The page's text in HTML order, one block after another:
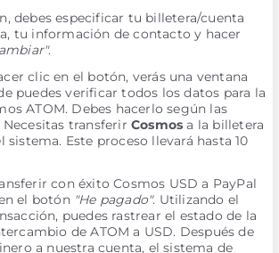
debes especificar tu billetera/cuenta
tu información de contacto y hacer
.
clic en el botón, verás una ventana
puedes verificar todos los datos para la
ATOM. Debes hacerlo según las
transferir Cosmos a la billetera
sistema. Este proceso llevará hasta 10
con éxito Cosmos USD a PayPal
el botón "He pagado". Utilizando el
puedes rastrear el estado de la
de ATOM a USD. Después de
a nuestra cuenta, el sistema de